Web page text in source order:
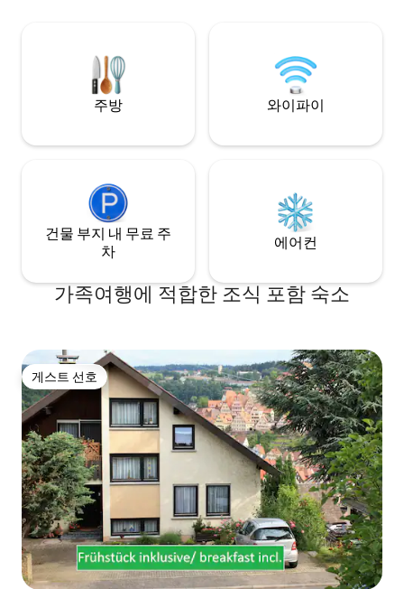
타기, 웰니스 혜택에 대해 안내해 드리겠습
주방 와이파이
건물 부지 내 무료 주
차
에어컨
가족여행에 적합한 조식 포함 숙소
게스트 선호
게스트 선호